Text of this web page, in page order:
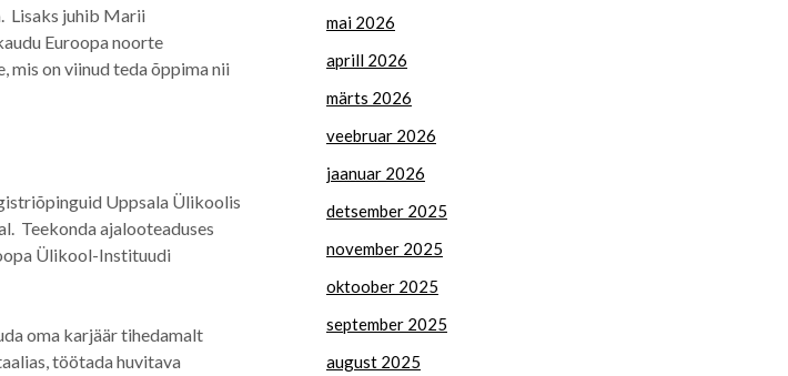
Lisaks juhib Marii
Euroopa noorte
mis on viinud teda õppima nii
Uppsala Ülikoolis
Teekonda ajalooteaduses
Ülikool-Instituudi
oma karjäär tihedamalt
töötada huvitava
mai 2026
aprill 2026
märts 2026
veebruar 2026
jaanuar 2026
detsember 2025
november 2025
oktoober 2025
september 2025
august 2025